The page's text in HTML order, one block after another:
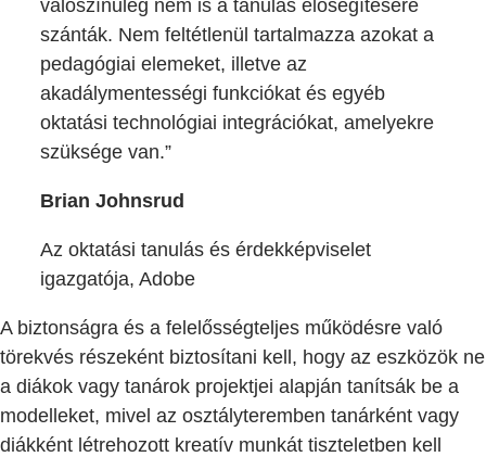
valószínűleg nem is a tanulás elősegítésére
szánták. Nem feltétlenül tartalmazza azokat a
pedagógiai elemeket, illetve az
akadálymentességi funkciókat és egyéb
oktatási technológiai integrációkat, amelyekre
szüksége van.”
Brian Johnsrud
Az oktatási tanulás és érdekképviselet
igazgatója, Adobe
A biztonságra és a felelősségteljes működésre való
törekvés részeként biztosítani kell, hogy az eszközök ne
a diákok vagy tanárok projektjei alapján tanítsák be a
modelleket, mivel az osztályteremben tanárként vagy
diákként létrehozott kreatív munkát tiszteletben kell